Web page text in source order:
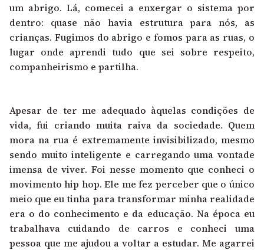
um abrigo. Lá, comecei a enxergar o sistema por
dentro: quase não havia estrutura para nós, as
crianças. Fugimos do abrigo e fomos para as ruas, o
lugar onde aprendi tudo que sei sobre respeito,
companheirismo e partilha.
Apesar de ter me adequado àquelas condições de
vida, fui criando muita raiva da sociedade. Quem
mora na rua é extremamente invisibilizado, mesmo
sendo muito inteligente e carregando uma vontade
imensa de viver. Foi nesse momento que conheci o
movimento hip hop. Ele me fez perceber que o único
meio que eu tinha para transformar minha realidade
era o do conhecimento e da educação. Na época eu
trabalhava cuidando de carros e conheci uma
pessoa que me ajudou a voltar a estudar. Me agarrei